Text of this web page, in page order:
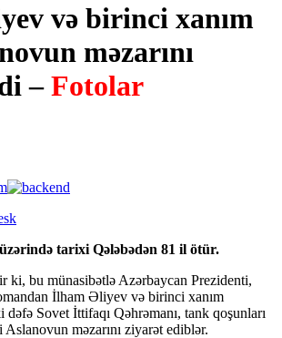
və birinci xanım
məzarını
–Fotolar
tarixi Qələbədən 81 il ötür.
ki, bu münasibətlə Azərbaycan Prezidenti,
İlham Əliyev və birinci xanım
Sovet İttifaqı Qəhrəmanı, tank qoşunları
məzarını ziyarət ediblər.